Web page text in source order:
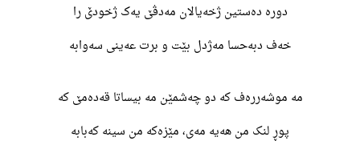
دورە دەستین ژخەیالان مەدڤێ یەک ژخودێ را
خەف دبەحسا مەژدل بێت و برت عەینی سەوابە
مە موشەررەف کە دو چەشمێن مە بیساتا قەدەمێ کە
پوڕ لنک من هەیە مەی، مێزەکە من سینە کەبابە